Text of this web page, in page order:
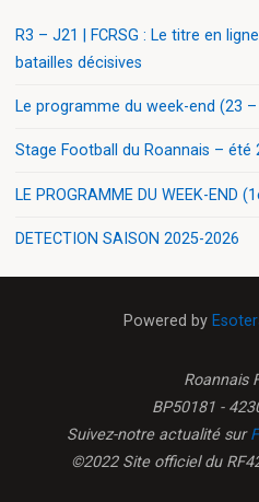
R3 – J21 | FCRSG : Le titre en
batailles décisives
Le programme du week-end (23
Stage Football du Roannais – été
LE PROGRAMME DU WEEK-END
DETECTION SAISON 2025-2026
Powered by
Roannais
BP50181 -
Suivez-notre actualité sur
©2022 Site officiel du